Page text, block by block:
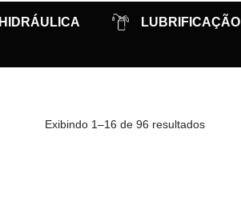
HIDRÁULICA LUBRIFICAÇÃO
Exibindo 1–16 de 96 resultados